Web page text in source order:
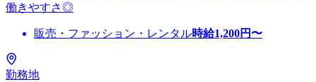
働きやすさ◎
販売・ファッション・レンタル時給1,200円〜
勤務地